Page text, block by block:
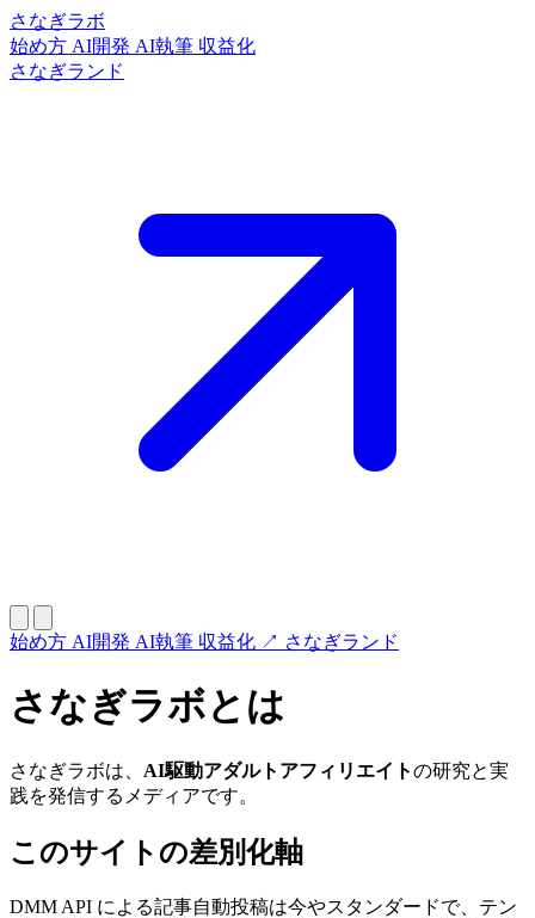
さなぎラボ
始め方 AI開発 AI執筆 収益化
さなぎランド
始め方 AI開発 AI執筆 収益化 ↗ さなぎランド
さなぎラボとは
さなぎラボは、 AI駆動アダルトアフィリエイトの研究と実
践を発信するメディアです。
このサイトの差別化軸
DMM API による記事自動投稿は今やスタンダードで、テン